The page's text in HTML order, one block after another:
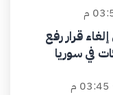
قرار رفع
في سوريا